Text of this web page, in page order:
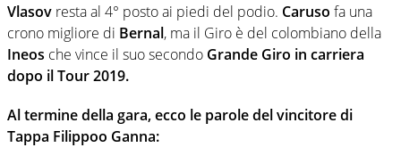
Vlasov resta al 4° posto ai piedi del podio. Caruso fa una
crono migliore di Bernal, ma il Giro è del colombiano della
Ineos che vince il suo secondo Grande Giro in carriera
dopo il Tour 2019.
Al termine della gara, ecco le parole del vincitore di
Tappa Filippoo Ganna: